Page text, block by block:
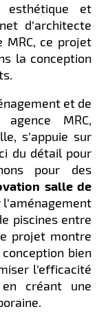
et
d’architecte
MRC, ce projet
la conception
et de
agence MRC,
s’appuie sur
du détail pour
pour des
salle de
l’aménagement
piscines entre
projet montre
bien
l’efficacité
créant une